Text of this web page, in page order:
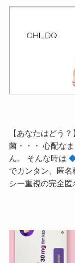
【あなたはどう
菌・・・ 心配な
ん。 そんな時は ◆
でカンタン、匿
シー重視の完全匿